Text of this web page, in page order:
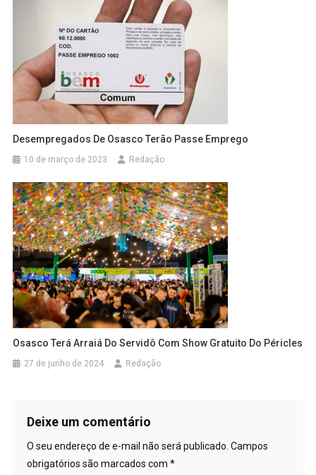
Desempregados De Osasco Terão Passe Emprego
10 de março de 2023 Redação
Osasco Terá Arraiá Do Servidô Com Show Gratuito Do Péricles
27 de junho de 2024 Redação
Deixe um comentário
O seu endereço de e-mail não será publicado. Campos
obrigatórios são marcados com *